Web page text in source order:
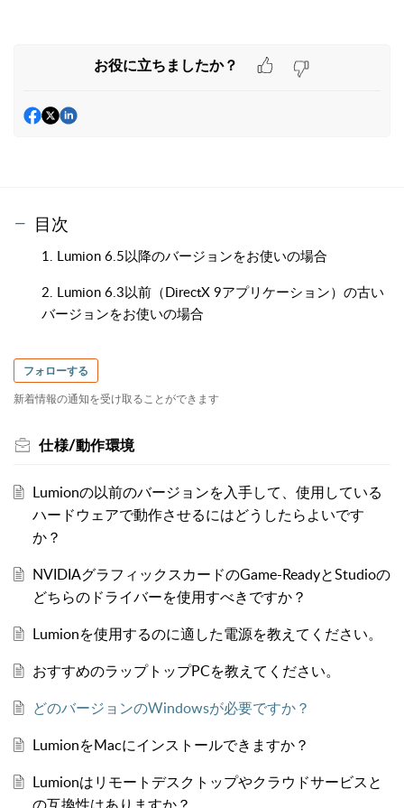
お役に立ちましたか？
目次
1. Lumion 6.5以降のバージョンをお使いの場合
2. Lumion 6.3以前（DirectX 9アプリケーション）の古い
バージョンをお使いの場合
フォローする
新着情報の通知を受け取ることができます
仕様/動作環境
Lumionの以前のバージョンを入手して、使用している
ハードウェアで動作させるにはどうしたらよいです
か？
NVIDIAグラフィックスカードのGame-ReadyとStudioの
どちらのドライバーを使用すべきですか？
Lumionを使用するのに適した電源を教えてください。
おすすめのラップトップPCを教えてください。
どのバージョンのWindowsが必要ですか？
LumionをMacにインストールできますか？
Lumionはリモートデスクトップやクラウドサービスと